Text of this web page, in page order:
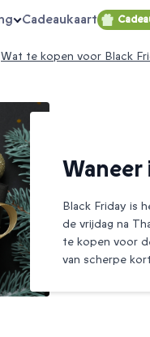
Cadeaukaart
Wat te kopen voor Black
Waneer
Black Friday is
de vrijdag na
te kopen voor
van scherpe